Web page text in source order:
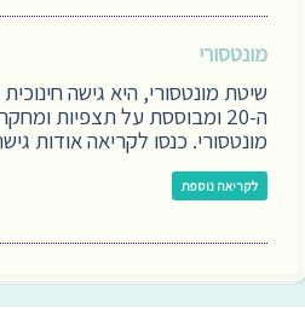
מונטסורי
שיטת מונטסורי, היא גישה
ה-20 ומבוססת על תצפיות
מונטסורי. כנסו לקריאה אודות
לקריאה נוספת